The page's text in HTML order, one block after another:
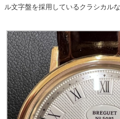
ル文字盤を採用しているクラシカル